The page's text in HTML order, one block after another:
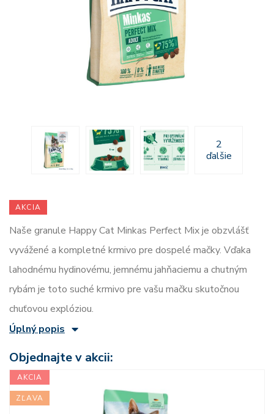
2
ďalšie
AKCIA
Naše granule Happy Cat Minkas Perfect Mix je obzvlášť
vyvážené a kompletné krmivo pre dospelé mačky. Vďaka
lahodnému hydinovému, jemnému jahňaciemu a chutným
rybám je toto suché krmivo pre vašu mačku skutočnou
chuťovou explóziou.
Úplný popis
Objednajte v akcii:
AKCIA
ZĽAVA